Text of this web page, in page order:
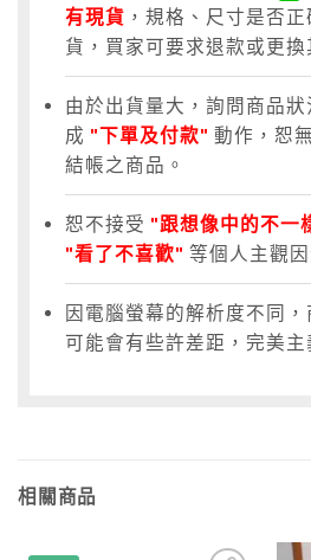
有現貨 ，規格、尺寸是否
貨，買家可要求退款或更換
由於出貨量大，詢問商品
成 "下單及付款" 動作，恕
結帳之商品。
恕不接受 "跟想像中的不一
"看了不喜歡" 等個人主觀
因電腦螢幕的解析度不同
可能會有些許差距，完美主
相關商品